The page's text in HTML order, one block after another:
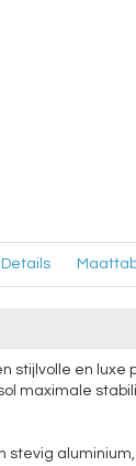
Details
stijlvolle en luxe
maximale
stevig